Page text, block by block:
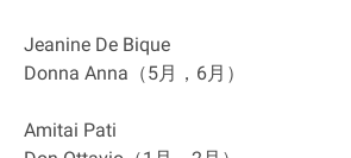
Jeanine De Bique
Donna Anna（5月，6月）
Amitai Pati